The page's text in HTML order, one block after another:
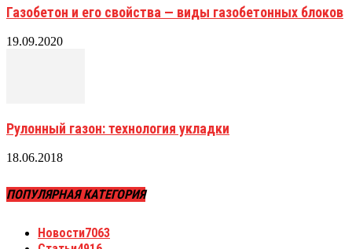
Газобетон и его свойства — виды газобетонных блоков
19.09.2020
Рулонный газон: технология укладки
18.06.2018
ПОПУЛЯРНАЯ КАТЕГОРИЯ
Новости7063